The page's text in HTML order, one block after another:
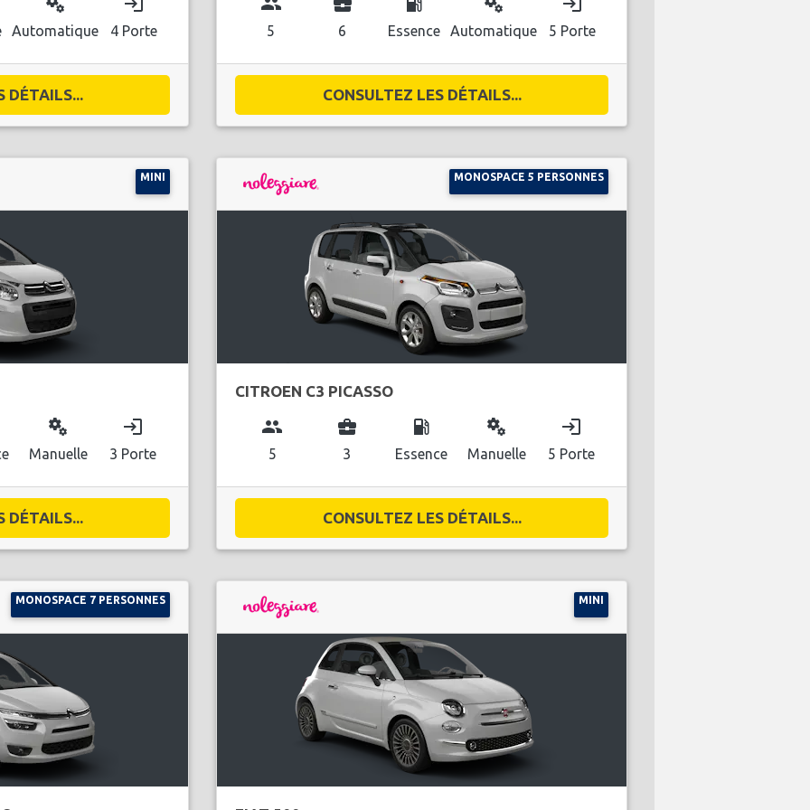
Automatique 4 Porte
DÉTAILS...
5 6 Essence Automatique 5 Porte
CONSULTEZ LES DÉTAILS...
MINI
miscellaneous_services
Manuelle
login
3 Porte
DÉTAILS...
MONOSPACE 5 PERSONNES
CITROEN C3 PICASSO
group
5
business_center
3
local_gas_station
Essence
miscellaneous_services
Manuelle
login
5 Porte
CONSULTEZ LES DÉTAILS...
MONOSPACE 7 PERSONNES MINI